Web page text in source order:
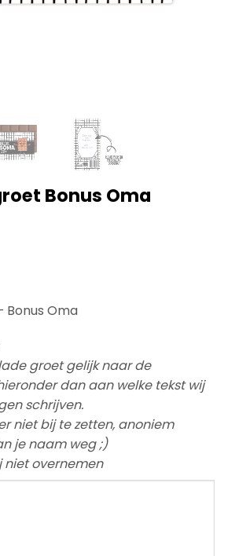
Bonus Oma
Bonus Oma
groet gelijk naar de
dan aan welke tekst wij
schrijven.
niet bij te zetten, anoniem
je naam weg ;)
niet overnemen